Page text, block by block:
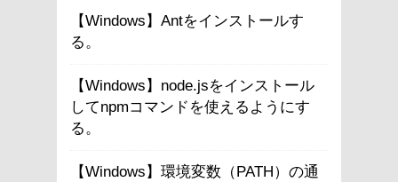
【Windows】Antをインストールす
る。
【Windows】node.jsをインストール
してnpmコマンドを使えるようにす
る。
【Windows】環境変数（PATH）の通